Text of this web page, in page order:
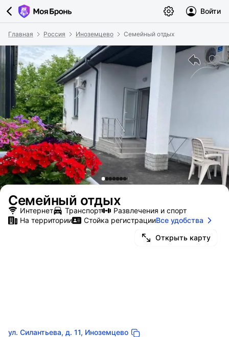
Войти
Главная Россия Иноземцево Семейный отдых
Семейный отдых
Открыть карту
ул. Силантьева, д. 11, Иноземцево
Интернет Транспорт
Развлечения и спорт
На территории
Стойка регистрацииВсе удобства